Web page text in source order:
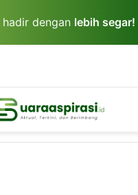
dengan lebih segar!